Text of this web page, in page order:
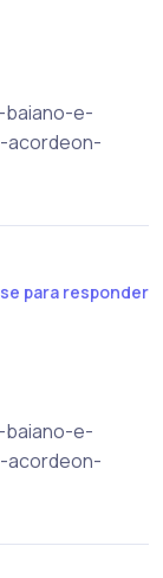
e-
acordeon-
para responder
e-
acordeon-